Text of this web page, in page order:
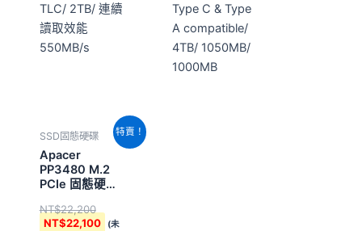
TLC/ 2TB/ 連續
讀取效能
550MB/s
Type C & Type
A compatible/
4TB/ 1050MB/
1000MB
特賣！
SSD固態硬碟
Apacer
PP3480 M.2
PCIe 固態硬
限保固)
NT$22,200
始
格：
NT$22,200。
NT$22,100
目
前
格：
NT$22,100。
(未